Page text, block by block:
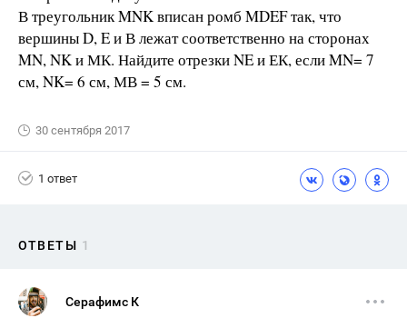
В треугольник MNK вписан ромб MDEF так, что
вершины D, E и В лежат соответственно на сторонах
MN, NK и МК. Найдите отрезки NE и ЕК, если MN= 7
см, NK= 6 см, МВ = 5 см.
30 сентября 2017
1 ответ
ОТВЕТЫ 1
Серафимс К